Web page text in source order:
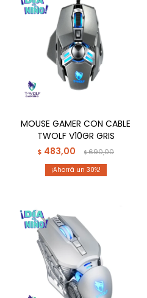
MOUSE GAMER CON CABLE
TWOLF V10GR GRIS
$ 483,00 $690,00
30